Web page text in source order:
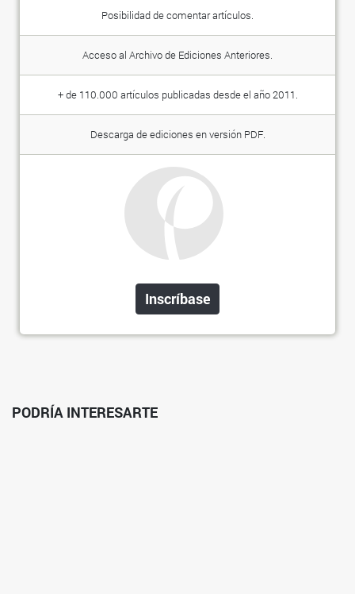
Posibilidad de comentar artículos.
Acceso al Archivo de Ediciones Anteriores.
+ de 110.000 artículos publicadas desde el año 2011.
Descarga de ediciones en versión PDF.
Inscríbase
PODRÍA INTERESARTE